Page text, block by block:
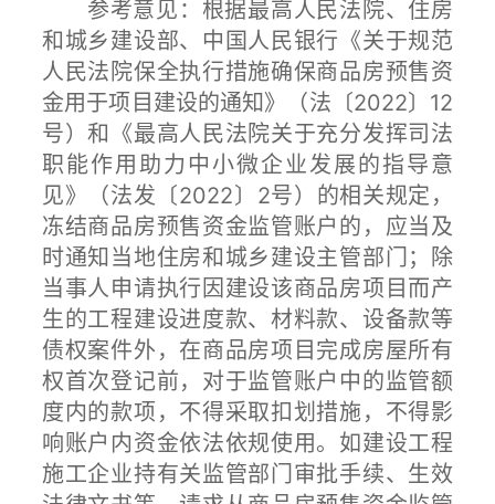
参考意见：根据最高人民法院、住房
和城乡建设部、中国人民银行《关于规范
人民法院保全执行措施确保商品房预售资
金用于项目建设的通知》（法〔2022〕12
号）和《最高人民法院关于充分发挥司法
职能作用助力中小微企业发展的指导意
见》（法发〔2022〕2号）的相关规定，
冻结商品房预售资金监管账户的，应当及
时通知当地住房和城乡建设主管部门；除
当事人申请执行因建设该商品房项目而产
生的工程建设进度款、材料款、设备款等
债权案件外，在商品房项目完成房屋所有
权首次登记前，对于监管账户中的监管额
度内的款项，不得采取扣划措施，不得影
响账户内资金依法依规使用。如建设工程
施工企业持有关监管部门审批手续、生效